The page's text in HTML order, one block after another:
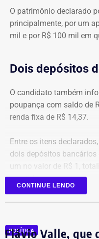
O patrimônio declarado
principalmente, por um
mil e por R$ 100 mil em
Dois depósitos
O candidato também
poupança com saldo de
renda fixa de R$ 14,37.
Entre os itens
dois depósitos
um no valor de R$ 1,
mantidos em contas
A tenente-coronel da
em bens, relativos a um
CONTINUE LENDO
POLÍTICA
Flávio Valle, que